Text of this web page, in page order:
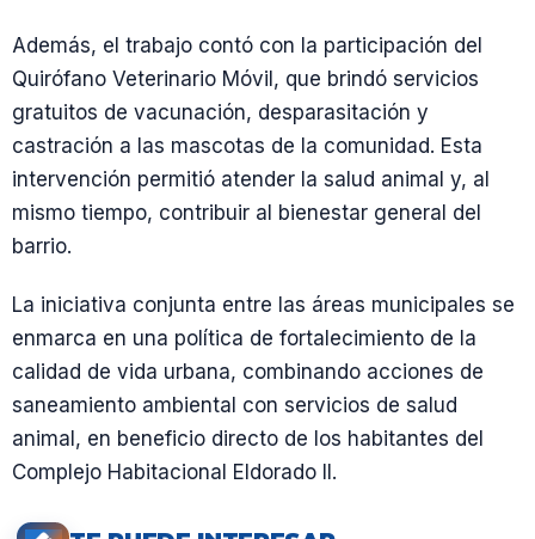
Además, el trabajo contó con la participación del
Quirófano Veterinario Móvil, que brindó servicios
gratuitos de vacunación, desparasitación y
castración a las mascotas de la comunidad. Esta
intervención permitió atender la salud animal y, al
mismo tiempo, contribuir al bienestar general del
barrio.
La iniciativa conjunta entre las áreas municipales se
enmarca en una política de fortalecimiento de la
calidad de vida urbana, combinando acciones de
saneamiento ambiental con servicios de salud
animal, en beneficio directo de los habitantes del
Complejo Habitacional Eldorado II.